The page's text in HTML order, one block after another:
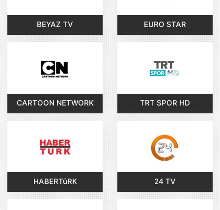
BEYAZ TV EURO STAR
CARTOON NETWORK TRT SPOR HD
HABERTüRK 24 TV